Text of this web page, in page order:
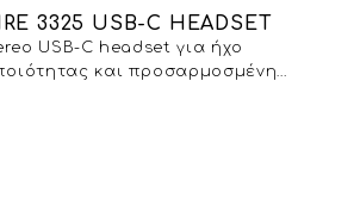
3325 USB-C HEADSET
USB-C headset για ήχο
και προσαρμοσμένη